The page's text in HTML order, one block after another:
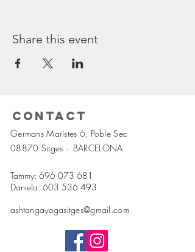
Share this event
Contact
Germans Maristes 6, Poble Sec
08870 Sitges · BARCELONA
Tammy: 696 073 681
Daniela: 603 536 493
ashtangayogasitges@gmail.com